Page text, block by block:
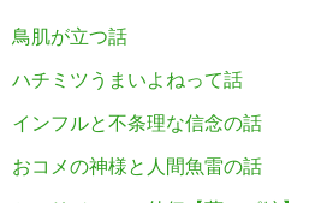
鳥肌が立つ話
ハチミツうまいよねって話
インフルと不条理な信念の話
おコメの神様と人間魚雷の話